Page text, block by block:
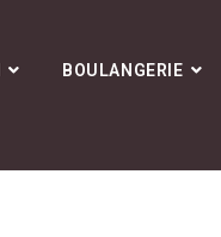
BOULANGERIE